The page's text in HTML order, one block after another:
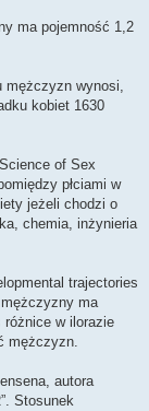
ma pojemność 1,2
mężczyzn wynosi,
kobiet 1630
of Sex
płciami w
jeżeli chodzi o
chemia, inżynieria
trajectories
ma
w ilorazie
mężczyzn.
autora
Stosunek